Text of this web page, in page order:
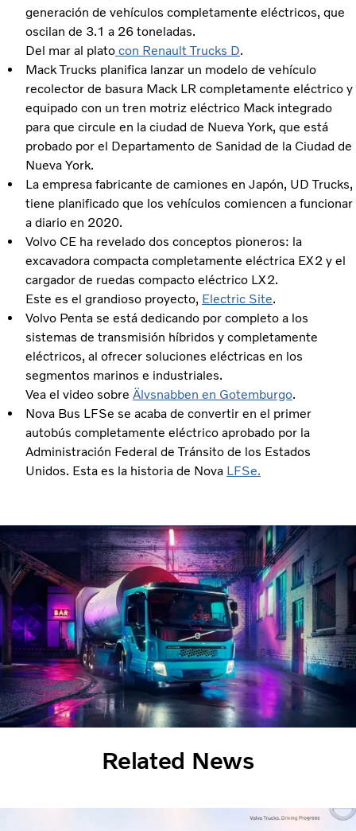
generación de vehículos completamente eléctricos, que
oscilan de 3.1 a 26 toneladas.
Del mar al plato con Renault Trucks D.
Mack Trucks planifica lanzar un modelo de vehículo
recolector de basura Mack LR completamente eléctrico y
equipado con un tren motriz eléctrico Mack integrado
para que circule en la ciudad de Nueva York, que está
probado por el Departamento de Sanidad de la Ciudad de
Nueva York.
La empresa fabricante de camiones en Japón, UD Trucks,
tiene planificado que los vehículos comiencen a funcionar
a diario en 2020.
Volvo CE ha revelado dos conceptos pioneros: la
excavadora compacta completamente eléctrica EX2 y el
cargador de ruedas compacto eléctrico LX2.
Este es el grandioso proyecto, Electric Site.
Volvo Penta se está dedicando por completo a los
sistemas de transmisión híbridos y completamente
eléctricos, al ofrecer soluciones eléctricas en los
segmentos marinos e industriales.
Vea el video sobre Älvsnabben en Gotemburgo.
Nova Bus LFSe se acaba de convertir en el primer
autobús completamente eléctrico aprobado por la
Administración Federal de Tránsito de los Estados
Unidos. Esta es la historia de Nova LFSe.
Related News